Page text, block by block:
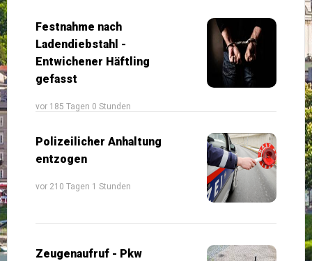
Festnahme nach
Ladendiebstahl -
Entwichener Häftling
gefasst
vor 185 Tagen 0 Stunden
Polizeilicher Anhaltung
entzogen
vor 210 Tagen 1 Stunden
Zeugenaufruf - Pkw